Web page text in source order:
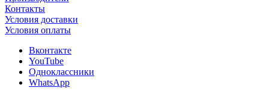
Контакты
Условия доставки
Условия оплаты
Вконтакте
YouTube
Одноклассники
WhatsApp